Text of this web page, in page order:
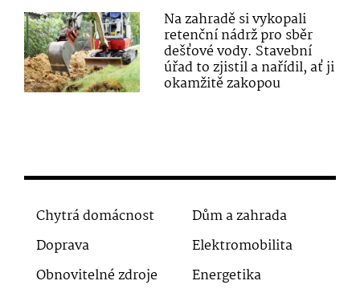
Na zahradě si vykopali
retenční nádrž pro sběr
dešťové vody. Stavební
úřad to zjistil a nařídil, ať ji
okamžitě zakopou
Chytrá domácnost
Dům a zahrada
Doprava
Elektromobilita
Obnovitelné zdroje
Energetika